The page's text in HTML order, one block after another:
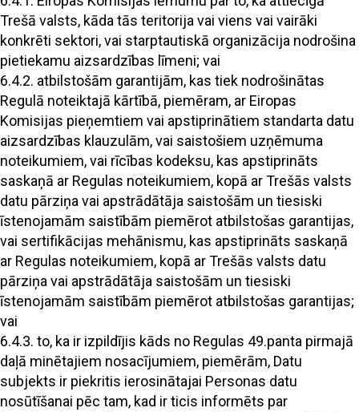
Trešā valsts, kāda tās teritorija vai viens vai vairāki
konkrēti sektori, vai starptautiskā organizācija nodrošina
pietiekamu aizsardzības līmeni; vai
6.4.2. atbilstošām garantijām, kas tiek nodrošinātas
Regulā noteiktajā kārtībā, piemēram, ar Eiropas
Komisijas pieņemtiem vai apstiprinātiem standarta datu
aizsardzības klauzulām, vai saistošiem uzņēmuma
noteikumiem, vai rīcības kodeksu, kas apstiprināts
saskaņā ar Regulas noteikumiem, kopā ar Trešās valsts
datu pārziņa vai apstrādātāja saistošām un tiesiski
īstenojamām saistībām piemērot atbilstošas garantijas,
vai sertifikācijas mehānismu, kas apstiprināts saskaņā
ar Regulas noteikumiem, kopā ar Trešās valsts datu
pārziņa vai apstrādātāja saistošām un tiesiski
īstenojamām saistībām piemērot atbilstošas garantijas;
vai
6.4.3. to, ka ir izpildījis kāds no Regulas 49.panta pirmajā
daļā minētajiem nosacījumiem, piemērām, Datu
subjekts ir piekritis ierosinātajai Personas datu
nosūtīšanai pēc tam, kad ir ticis informēts par